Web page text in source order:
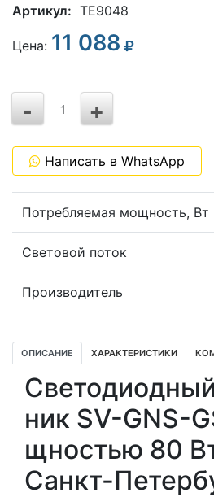
Артикул: TE9048
Цена: 11 088
3
1
-1
+
-
Написать в WhatsApp
Потребляемая мощность, Вт
Световой поток
Производитель
ОПИСАНИЕ ХАРАКТЕРИСТИКИ
ник SV-GNS-
щностью 80
Санкт-